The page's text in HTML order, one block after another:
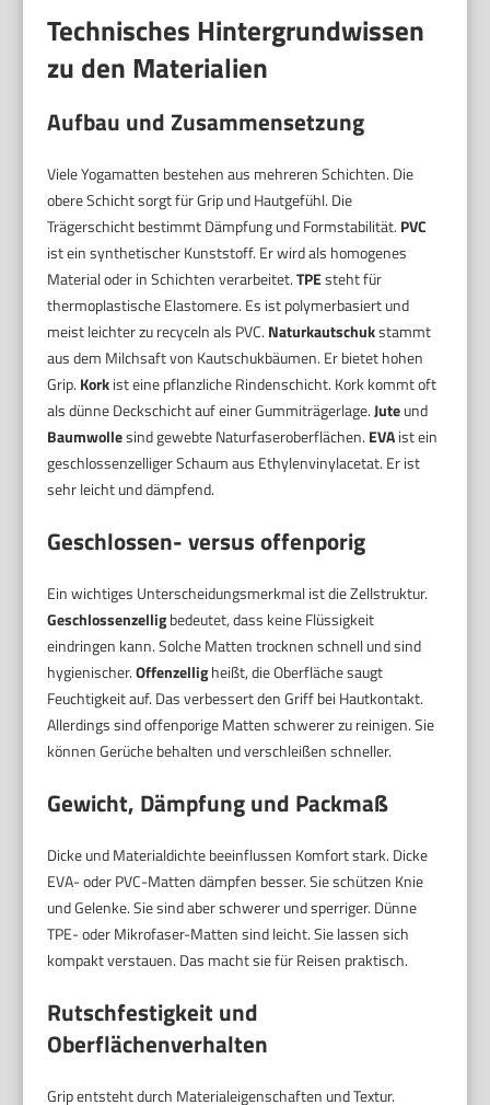
Technisches Hintergrundwissen
zu den Materialien
Aufbau und Zusammensetzung
Viele Yogamatten bestehen aus mehreren Schichten. Die
obere Schicht sorgt für Grip und Hautgefühl. Die
Trägerschicht bestimmt Dämpfung und Formstabilität. PVC
ist ein synthetischer Kunststoff. Er wird als homogenes
Material oder in Schichten verarbeitet.TPEsteht für
thermoplastische Elastomere. Es ist polymerbasiert und
meist leichter zu recyceln als PVC. Naturkautschukstammt
aus dem Milchsaft von Kautschukbäumen. Er bietet hohen
Grip. Korkist eine pflanzliche Rindenschicht. Kork kommt oft
als dünne Deckschicht auf einer Gummiträgerlage.Juteund
Baumwollesind gewebte Naturfaseroberflächen. EVAist ein
geschlossenzelliger Schaum aus Ethylenvinylacetat. Er ist
sehr leicht und dämpfend.
Geschlossen- versus offenporig
Ein wichtiges Unterscheidungsmerkmal ist die Zellstruktur.
Geschlossenzelligbedeutet, dass keine Flüssigkeit
eindringen kann. Solche Matten trocknen schnell und sind
hygienischer.Offenzelligheißt, die Oberfläche saugt
Feuchtigkeit auf. Das verbessert den Griff bei Hautkontakt.
Allerdings sind offenporige Matten schwerer zu reinigen. Sie
können Gerüche behalten und verschleißen schneller.
Gewicht, Dämpfung und Packmaß
Dicke und Materialdichte beeinflussen Komfort stark. Dicke
EVA- oder PVC-Matten dämpfen besser. Sie schützen Knie
und Gelenke. Sie sind aber schwerer und sperriger. Dünne
TPE- oder Mikrofaser-Matten sind leicht. Sie lassen sich
kompakt verstauen. Das macht sie für Reisen praktisch.
Rutschfestigkeit und
Oberflächenverhalten
Grip entsteht durch Materialeigenschaften und Textur.